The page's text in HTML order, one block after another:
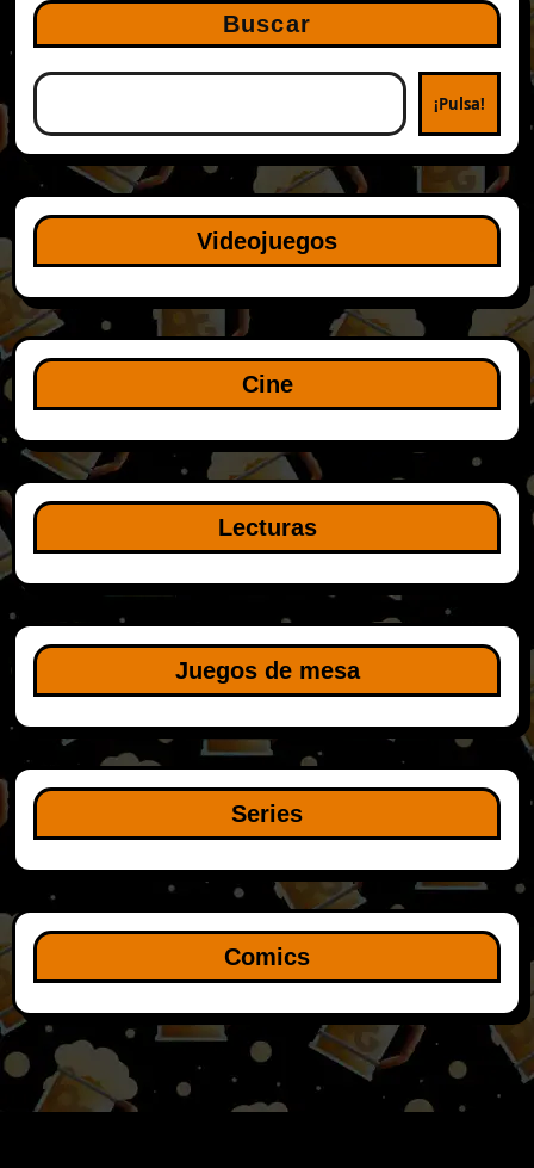
Buscar
¡Pulsa!
Videojuegos
Cine
Lecturas
Juegos de mesa
Series
Comics